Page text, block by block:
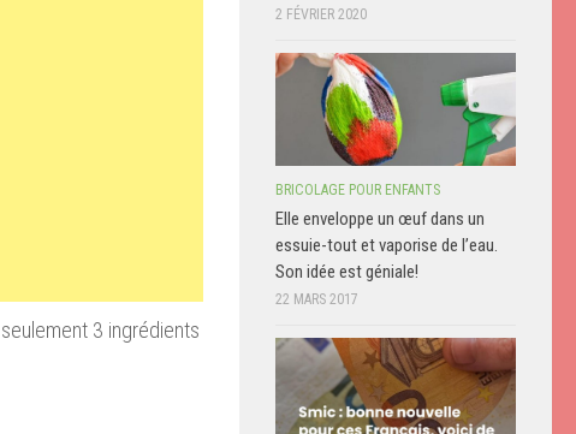
3 ingrédients
2 FÉVRIER 2020
BRICOLAGE POUR ENFANTS
Elle enveloppe un œuf dans un
essuie-tout et vaporise de l’eau.
Son idée est géniale!
22 MARS 2017